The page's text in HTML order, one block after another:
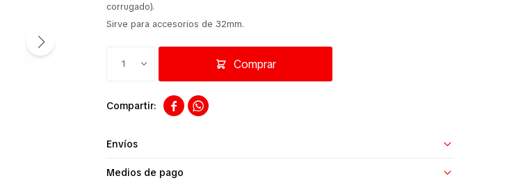
corrugado).
Sirve para accesorios de 32mm.
1 Comprar
 
Envíos
Medios de pago